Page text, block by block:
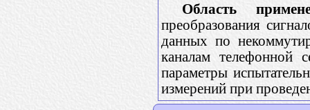
Область
преобразования
данных по
каналам телефонной
параметры
измерений при